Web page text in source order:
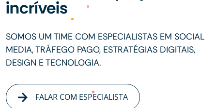
incríveis
SOMOS UM TIME COM ESPECIALISTAS EM SOCIAL
MEDIA, TRÁFEGO PAGO, ESTRATÉGIAS DIGITAIS,
DESIGN E TECNOLOGIA.
FALAR COM ESPECIALISTA